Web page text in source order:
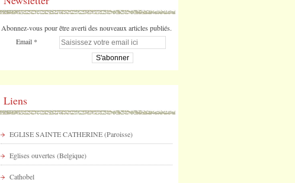
Abonnez-vous pour être averti des nouveaux articles publiés.
Email
Liens
EGLISE SAINTE CATHERINE (Paroisse)
Eglises ouvertes (Belgique)
Cathobel